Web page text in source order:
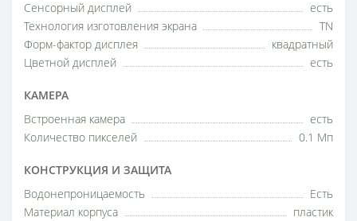
Сенсорный дисплей
есть
Технология изготовления экрана
TN
Форм-фактор дисплея
квадратный
Цветной дисплей
есть
КАМЕРА
Встроенная камера
есть
Количество пикселей
0.1 Мп
КОНСТРУКЦИЯ И ЗАЩИТА
Водонепроницаемость
Есть
Материал корпуса
пластик